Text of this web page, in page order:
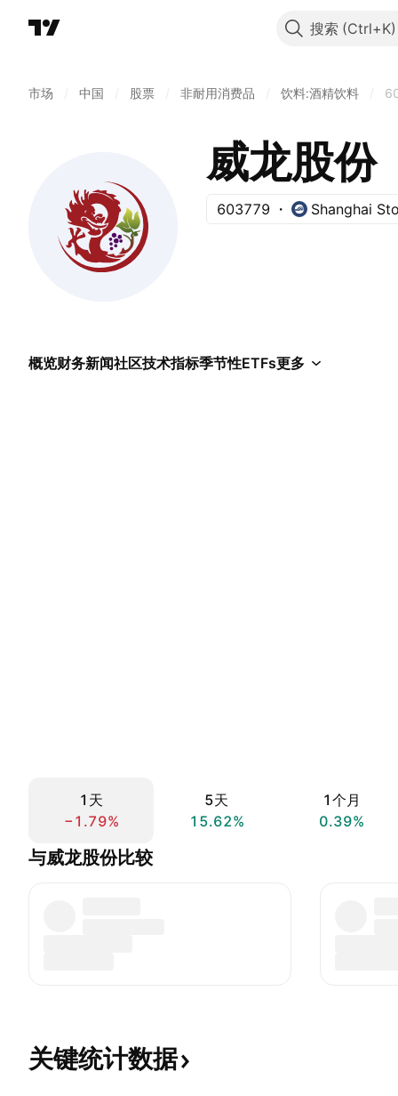
搜索
市场 中国 股票 非耐用消费品 饮料:酒精饮料
威龙股份
603779 Shanghai
概览财务新闻社区技术指标季节性ETFs更多
1天
−1.79%
5天
15.62%
1个月
0.39%
与威龙股份比较
关键统计数据